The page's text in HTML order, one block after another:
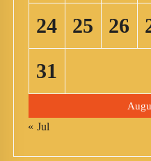
24
25 26
31
« Jul